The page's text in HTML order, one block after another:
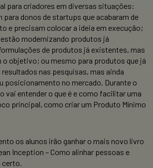
para criadores em diversas situações:
donos de startups que acabaram de
e precisam colocar a ideia em execução;
modernizando produtos já
de produtos já existentes, mas
o objetivo; ou mesmo para produtos que já
nas pesquisas, mas ainda
posicionamento no mercado. Durante o
vai entender o que é e como facilitar uma
principal, como criar um Produto Mínimo
os alunos irão ganhar o mais novo livro
Inception – Como alinhar pessoas e
certo.